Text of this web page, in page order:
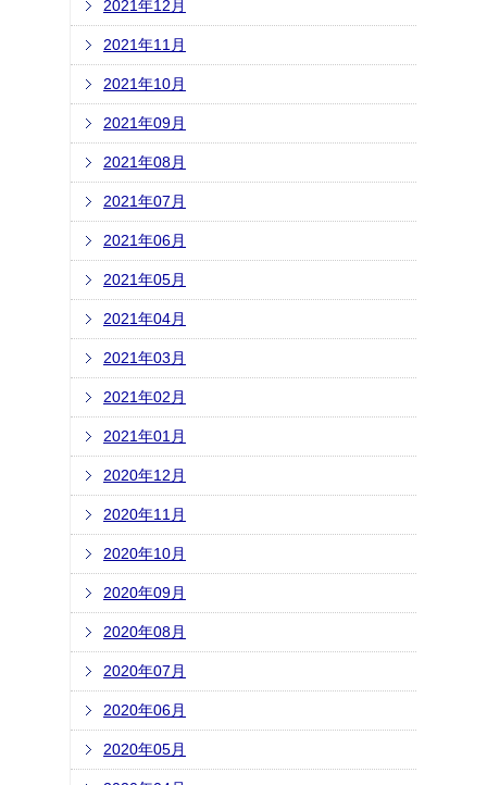
2021年12月
2021年11月
2021年10月
2021年09月
2021年08月
2021年07月
2021年06月
2021年05月
2021年04月
2021年03月
2021年02月
2021年01月
2020年12月
2020年11月
2020年10月
2020年09月
2020年08月
2020年07月
2020年06月
2020年05月